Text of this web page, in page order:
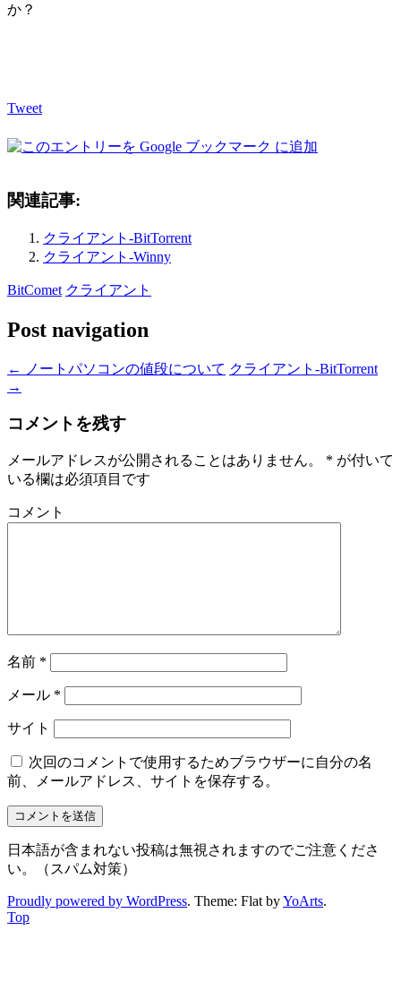
か？
Tweet
関連記事:
クライアント-BitTorrent
クライアント-Winny
BitComet クライアント
Post navigation
← ノートパソコンの値段について クライアント-BitTorrent
→
コメントを残す
メールアドレスが公開されることはありません。 * が付いて
いる欄は必須項目です
コメント
名前 *
メール *
サイト
次回のコメントで使用するためブラウザーに自分の名
前、メールアドレス、サイトを保存する。
日本語が含まれない投稿は無視されますのでご注意くださ
い。（スパム対策）
Proudly powered by WordPress. Theme: Flat byYoArts.
Top